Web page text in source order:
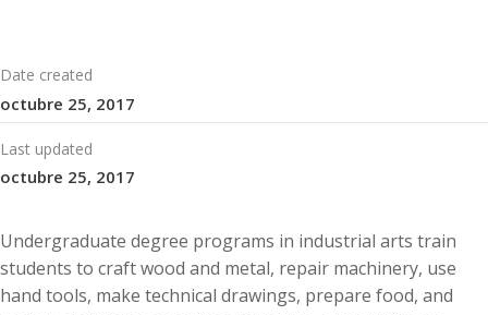
Date created
octubre 25, 2017
Last updated
octubre 25, 2017
Undergraduate degree programs in industrial arts train
students to craft wood and metal, repair machinery, use
hand tools, make technical drawings, prepare food, and